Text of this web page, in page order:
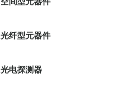
光纤型元器件
光电探测器